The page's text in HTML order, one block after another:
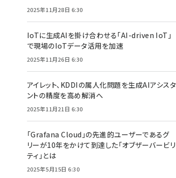
2025年11月28日 6:30
IoTに生成AIを掛け合わせる「AI-driven IoT」
で現場のIoTデータ活用を加速
2025年11月26日 6:30
アイレット、KDDIの属人化問題を生成AIアシスタ
ントの精度を高め解消へ
2025年11月21日 6:30
「Grafana Cloud」の先進的ユーザーであるグ
リーが10年をかけて到達した「オブザーバービリ
ティ」とは
2025年5月15日 6:30